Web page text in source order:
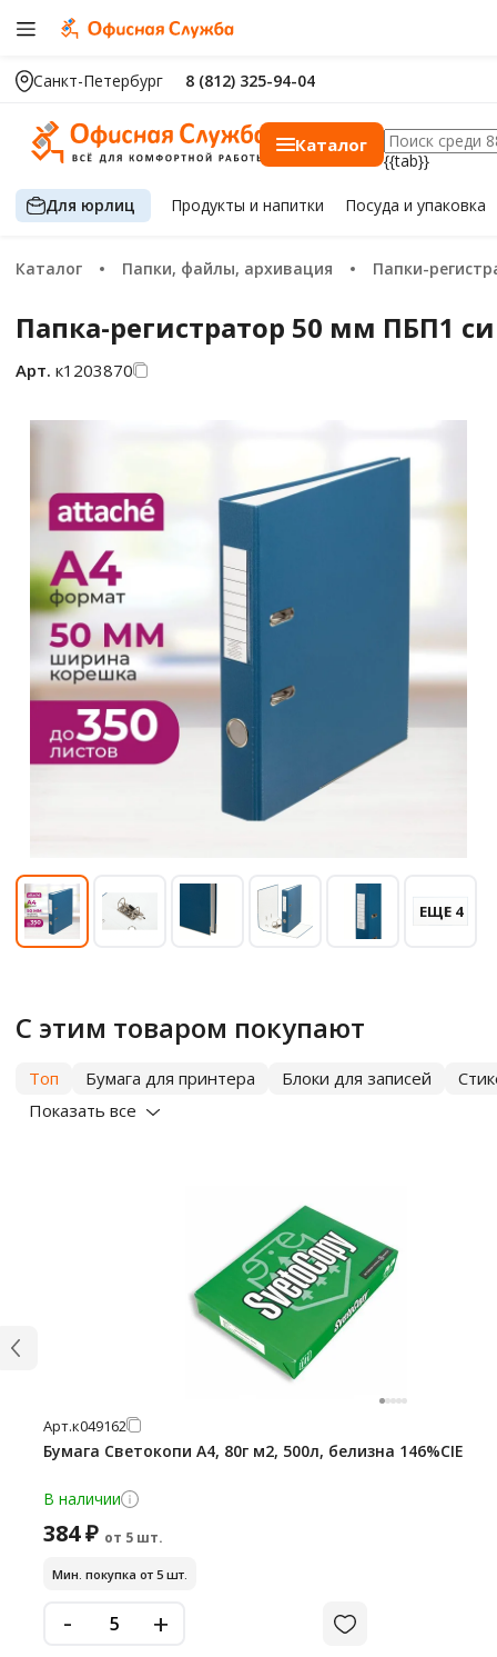
Санкт-Петербург 8 (812) 325-94-04
Каталог
{{tab}}
Для юрлиц Продуктыи напитки Посуда и упаковка
Каталог Папки, файлы, архивация Папки-
Папка-регистратор 50 мм ПБП1
Арт. к1203870
ЕЩЕ 4
С этим товаром покупают
Топ Бумага для принтера Блоки для записей
Показать все
Арт.к049162
Бумага Светокопи А4, 80г м2, 500л, белизна 146%CIE
В наличии
384 ₽ от 5 шт.
Мин. покупка от 5 шт.
- +